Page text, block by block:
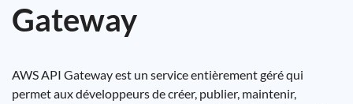
Gateway
AWS API Gateway est un service entièrement géré qui
permet aux développeurs de créer, publier, maintenir,